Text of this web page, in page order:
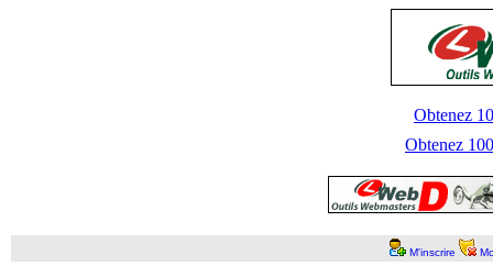
Obtenez
Obtenez
M'inscrire